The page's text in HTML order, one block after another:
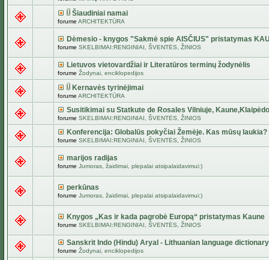
Šiaudiniai namai
forume ARCHITEKTŪRA
Dėmesio - knygos "Sakmė spie AISČIUS" pristatymas
forume SKELBIMAI:RENGINIAI, ŠVENTĖS, ŽINIOS
Lietuvos vietovardžiai ir Literatūros terminų žodynėlis
forume Žodynai, enciklopedijos
Kernavės tyrinėjimai
forume ARCHITEKTŪRA
Susitikimai su Statkute de Rosales Vilniuje,
forume SKELBIMAI:RENGINIAI, ŠVENTĖS, ŽINIOS
Konferencija: Globalūs pokyčiai Žemėje. Kas mūsų laukia?
forume SKELBIMAI:RENGINIAI, ŠVENTĖS, ŽINIOS
marijos radijas
forume Jumoras, žaidimai, plepalai atsipalaidavimui:)
perkūnas
forume Jumoras, žaidimai, plepalai atsipalaidavimui:)
Knygos „Kas ir kada pagrobė Europą“ pristatymas Kaune
forume SKELBIMAI:RENGINIAI, ŠVENTĖS, ŽINIOS
Sanskrit Indo (Hindu) Aryal - Lithuanian language dictionary
forume Žodynai, enciklopedijos